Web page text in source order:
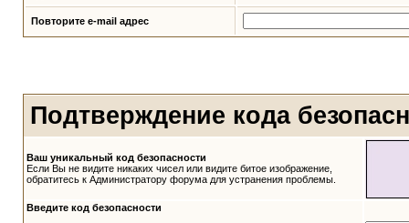
Повторите e-mail адрес
Подтверждение кода
Ваш уникальный код безопасности
Если Вы не видите никаких чисел или видите битое изображение,
обратитесь к Администратору форума для устранения проблемы.
Введите код безопасности